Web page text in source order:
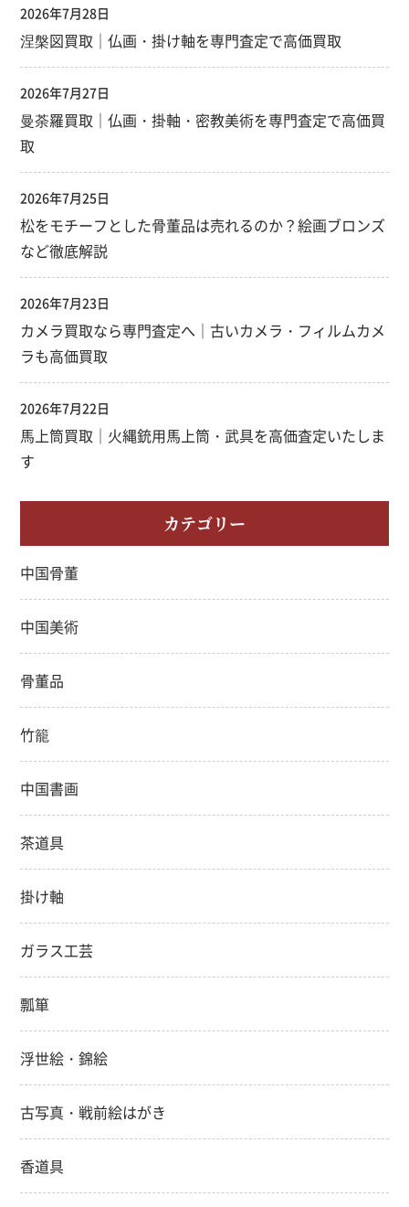
涅槃図買取｜仏画・掛け軸を専門査定で高価買取
2026年7月28日
曼荼羅買取｜仏画・掛軸・密教美術を専門査定で高価買
取
2026年7月27日
松をモチーフとした骨董品は売れるのか？絵画ブロンズ
など徹底解説
2026年7月25日
カメラ買取なら専門査定へ｜古いカメラ・フィルムカメ
ラも高価買取
2026年7月23日
馬上筒買取｜火縄銃用馬上筒・武具を高価査定いたしま
す
2026年7月22日
カテゴリー
中国骨董
中国美術
骨董品
竹籠
中国書画
茶道具
掛け軸
ガラス工芸
瓢箪
浮世絵・錦絵
古写真・戦前絵はがき
香道具